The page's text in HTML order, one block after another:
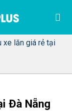
xe lăn giá rẻ tại
Đà Nẵng